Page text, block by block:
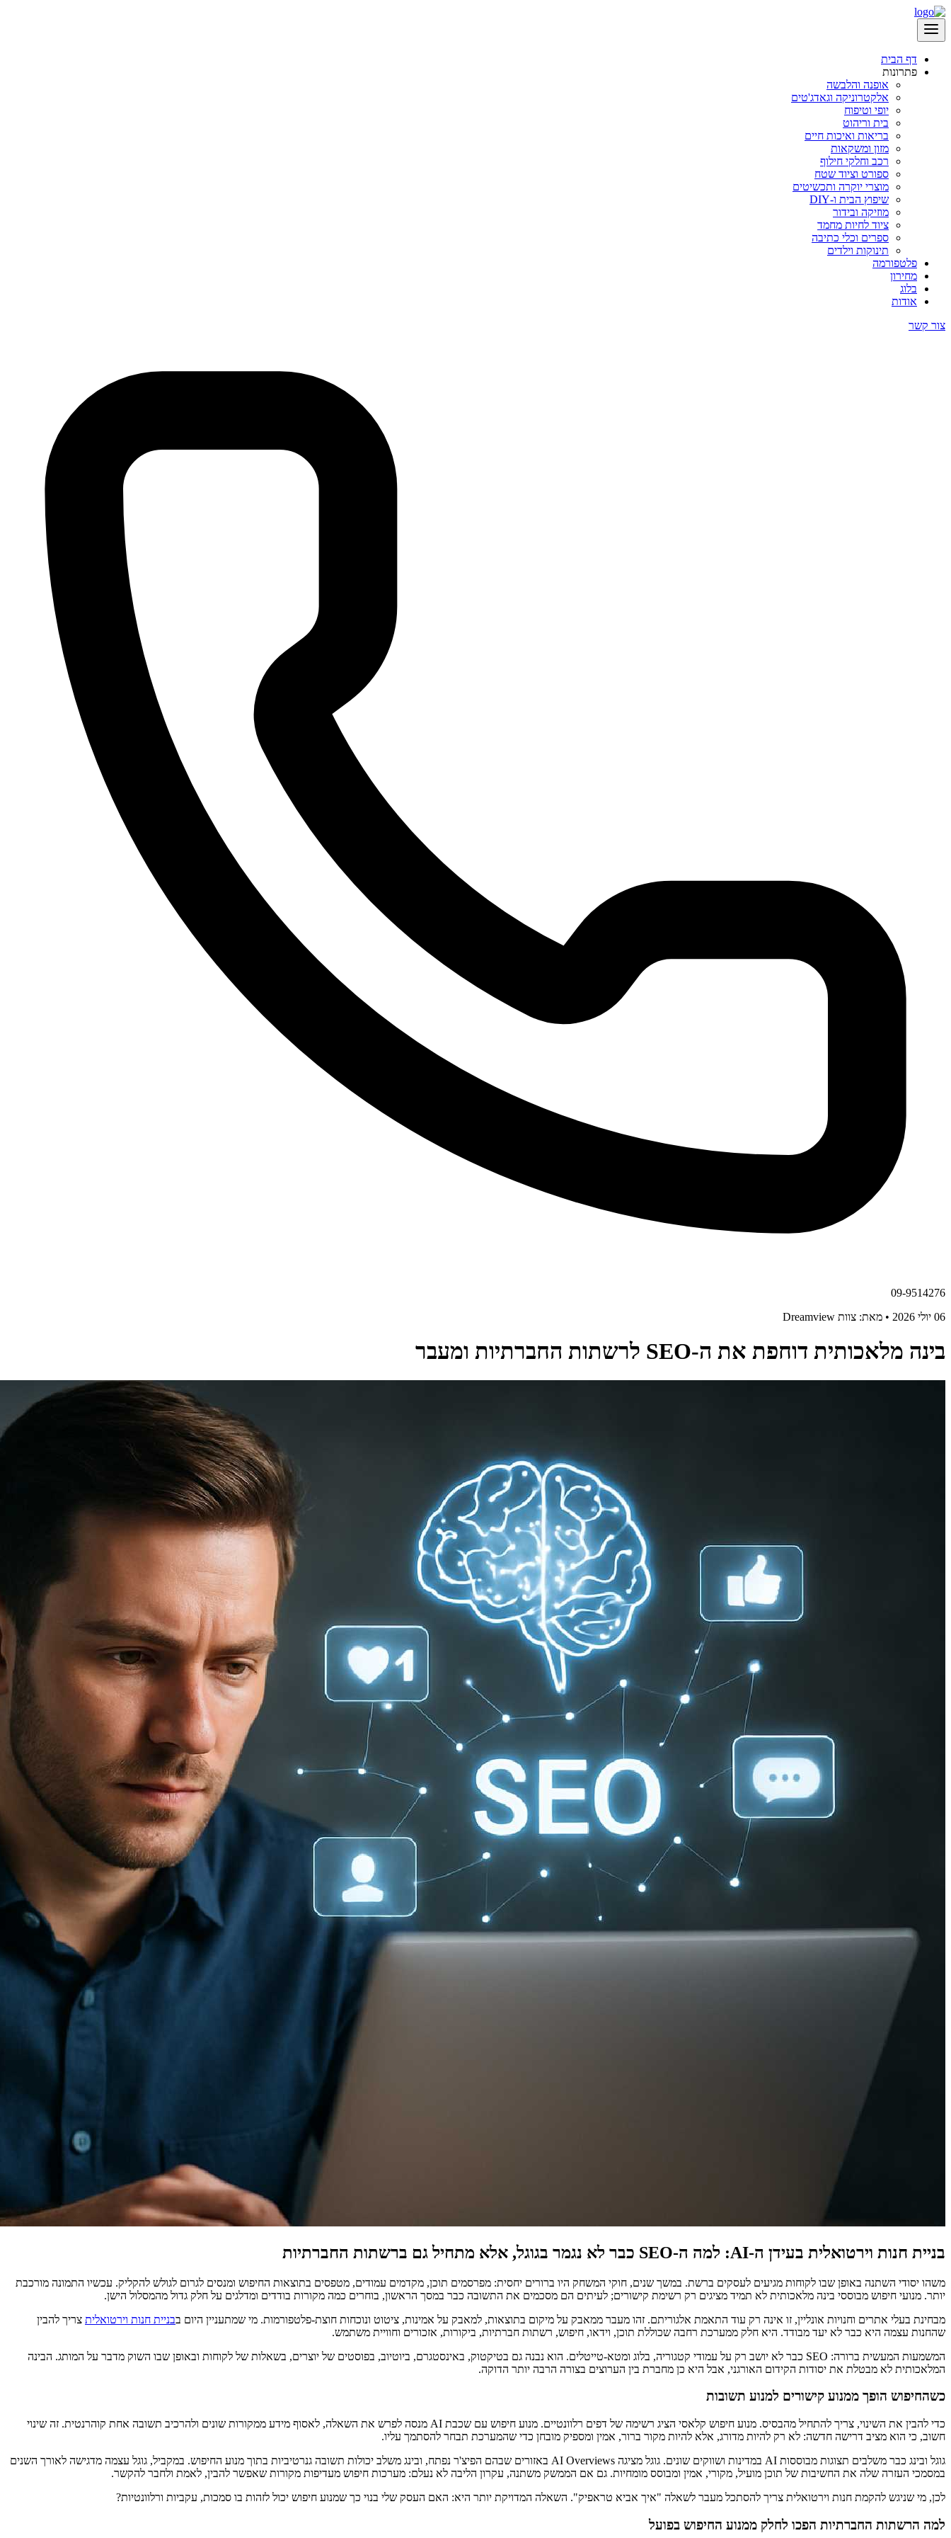
דף הבית
פתרונות
אופנה והלבשה
אלקטרוניקה וגאדג'טים
יופי וטיפוח
בית וריהוט
בריאות ואיכות חיים
מזון ומשקאות
רכב וחלקי חילוף
ספורט וציוד שטח
מוצרי יוקרה ותכשיטים
שיפוץ הבית ו-DIY
מוזיקה ובידור
ציוד לחיות מחמד
ספרים וכלי כתיבה
תינוקות וילדים
פלטפורמה
מחירון
בלוג
אודות
צור קשר
09-9514276
06 יולי 2026 • מאת: צוות Dreamview
בינה מלאכותית דוחפת את ה-SEO לרשתות החברתיות ומעבר
בניית חנות וירטואלית בעידן ה-AI: למה ה-SEO כבר לא נגמר בגוגל, אלא מתחיל גם ברשתות החברתיות
משהו יסודי השתנה באופן שבו לקוחות מגיעים לעסקים ברשת. במשך שנים, חוקי המשחק היו ברורים יחסית: מפרסמים תוכן, מקדמים עמודים, מטפסים בתוצאות החיפוש ומנסים לגרום לגולש להקליק. עכשיו התמונה מורכבת
יותר. מנועי חיפוש מבוססי בינה מלאכותית לא תמיד מציגים רק רשימת קישורים; לעיתים הם מסכמים את התשובה כבר במסך הראשון, בוחרים כמה מקורות בודדים ומדלגים על חלק גדול מהמסלול הישן.
מבחינת בעלי אתרים וחנויות אונליין, זו אינה רק עוד התאמת אלגוריתם. זהו מעבר ממאבק על מיקום בתוצאות, למאבק על אמינות, ציטוט ונוכחות חוצת-פלטפורמות. מי שמתעניין היום בבניית חנות וירטואלית צריך להבין
שהחנות עצמה היא כבר לא יעד מבודד. היא חלק ממערכת רחבה שכוללת תוכן, וידאו, חיפוש, רשתות חברתיות, ביקורות, אזכורים וחוויית משתמש.
המשמעות המעשית ברורה: SEO כבר לא יושב רק על עמודי קטגוריה, בלוג ומטא-טייטלים. הוא נבנה גם בטיקטוק, באינסטגרם, ביוטיוב, בפוסטים של יוצרים, בשאלות של לקוחות ובאופן שבו השוק מדבר על המותג. הבינה
המלאכותית לא מבטלת את יסודות הקידום האורגני, אבל היא כן מחברת בין הערוצים בצורה הרבה יותר הדוקה.
כשהחיפוש הופך ממנוע קישורים למנוע תשובות
כדי להבין את השינוי, צריך להתחיל מהבסיס. מנוע חיפוש קלאסי הציג רשימה של דפים רלוונטיים. מנוע חיפוש עם שכבת AI מנסה לפרש את השאלה, לאסוף מידע ממקורות שונים ולהרכיב תשובה אחת קוהרנטית. זה שינוי
חשוב, כי הוא מציב דרישה חדשה: לא רק להיות מדורג, אלא להיות מקור ברור, אמין ומספיק מובחן כדי שהמערכת תבחר להסתמך עליו.
גוגל ובינג כבר משלבים תצוגות מבוססות AI במדינות ושווקים שונים. גוגל מציגה AI Overviews באזורים שבהם הפיצ'ר נפתח, ובינג משלב יכולות תשובה גנרטיביות בתוך מנוע החיפוש. במקביל, גוגל עצמה מדגישה לאורך השנים
במסמכי העזרה שלה את החשיבות של תוכן מועיל, מקורי, אמין ומבוסס מומחיות. גם אם הממשק משתנה, עקרון הליבה לא נעלם: מערכות חיפוש מעדיפות מקורות שאפשר להבין, לאמת ולחבר להקשר.
לכן, מי שניגש להקמת חנות וירטואלית צריך להסתכל מעבר לשאלה "איך אביא טראפיק". השאלה המדויקת יותר היא: האם העסק שלי בנוי כך שמנוע חיפוש יכול לזהות בו סמכות, עקביות ורלוונטיות?
למה הרשתות החברתיות הפכו לחלק ממנוע החיפוש בפועל